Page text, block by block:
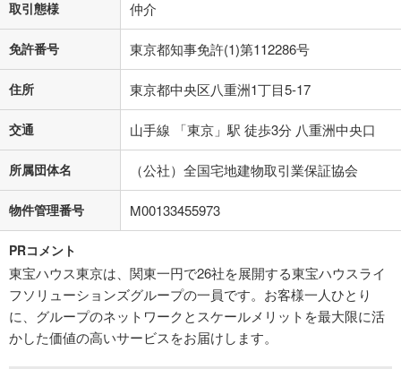
取引態様 仲介
免許番号 東京都知事免許(1)第112286号
住所 東京都中央区八重洲1丁目5-17
交通 山手線 「東京」駅 徒歩3分 八重洲中央口
所属団体名 （公社）全国宅地建物取引業保証協会
物件管理番号 M00133455973
PRコメント
東宝ハウス東京は、関東一円で26社を展開する東宝ハウスライ
フソリューションズグループの一員です。お客様一人ひとり
に、グループのネットワークとスケールメリットを最大限に活
かした価値の高いサービスをお届けします。